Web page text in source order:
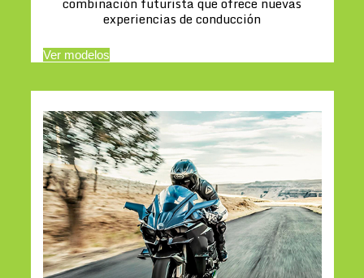
experiencias de conducción
Ver modelos